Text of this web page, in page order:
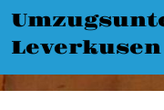
Leverkusen